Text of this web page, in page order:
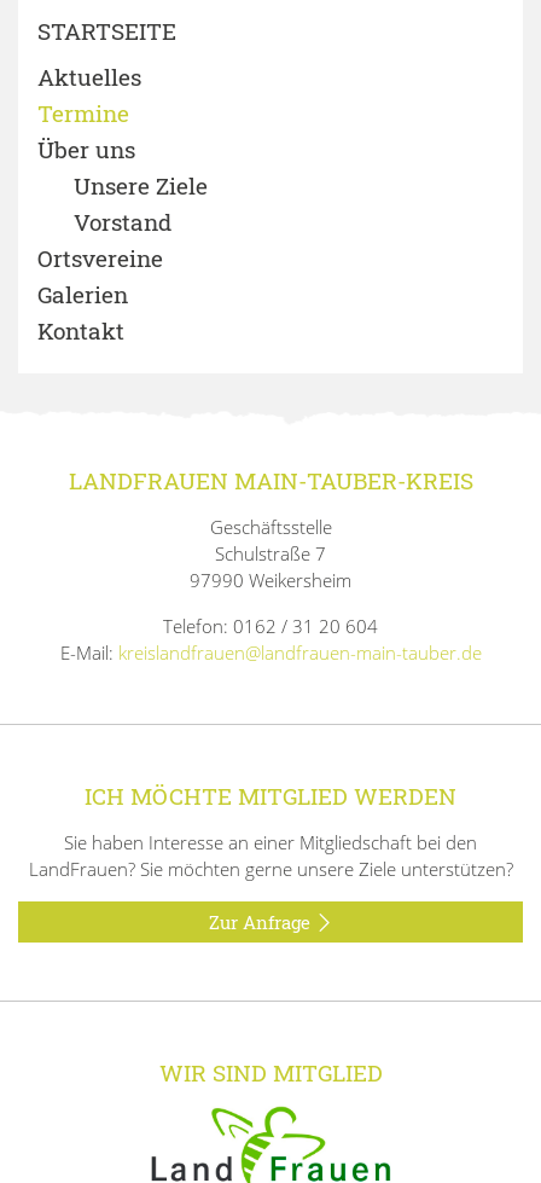
STARTSEITE
Aktuelles
Termine
Über uns
Unsere Ziele
Vorstand
Ortsvereine
Galerien
Kontakt
LANDFRAUEN MAIN-TAUBER-KREIS
Geschäftsstelle
Schulstraße 7
97990 Weikersheim
Telefon: 0162 / 31 20 604
E-Mail: kreislandfrauen@landfrauen-main-tauber.de
ICH MÖCHTE MITGLIED WERDEN
Sie haben Interesse an einer Mitgliedschaft bei den
LandFrauen? Sie möchten gerne unsere Ziele unterstützen?
Zur Anfrage
WIR SIND MITGLIED